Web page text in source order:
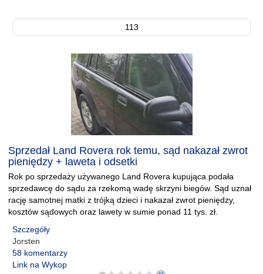
113
Sprzedał Land Rovera rok temu, sąd nakazał zwrot
pieniędzy + laweta i odsetki
Rok po sprzedaży używanego Land Rovera kupująca podała
sprzedawcę do sądu za rzekomą wadę skrzyni biegów. Sąd uznał
rację samotnej matki z trójką dzieci i nakazał zwrot pieniędzy,
kosztów sądowych oraz lawety w sumie ponad 11 tys. zł.
Szczegóły
Jorsten
58 komentarzy
Link na Wykop